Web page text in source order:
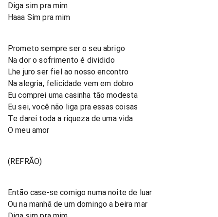
Diga sim pra mim
Haaa Sim pra mim
Prometo sempre ser o seu abrigo
Na dor o sofrimento é dividido
Lhe juro ser fiel ao nosso encontro
Na alegria, felicidade vem em dobro
Eu comprei uma casinha tão modesta
Eu sei, você não liga pra essas coisas
Te darei toda a riqueza de uma vida
O meu amor
(REFRÃO)
Então case-se comigo numa noite de luar
Ou na manhã de um domingo a beira mar